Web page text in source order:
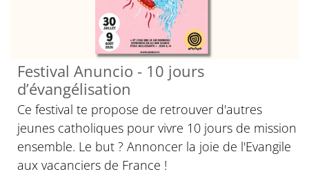
Festival Anuncio - 10 jours
d’évangélisation
Ce festival te propose de retrouver d'autres
jeunes catholiques pour vivre 10 jours de mission
ensemble. Le but ? Annoncer la joie de l'Evangile
aux vacanciers de France !